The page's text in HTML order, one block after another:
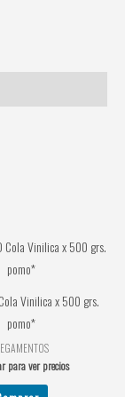
Cola Vinilica x 500 grs.
pomo*
para ver precios